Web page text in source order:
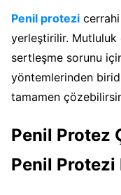
Penil protezi
yerleştirilir. Mutluluk
sertleşme sorunu
yöntemlerinden
tamamen
Penil Protez
Penil Protezi